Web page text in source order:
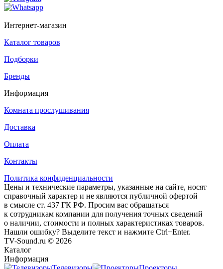
Интернет-магазин
Каталог товаров
Подборки
Бренды
Информация
Комната прослушивания
Доставка
Оплата
Контакты
Политика конфиденциальности
Цены и технические параметры, указанные на сайте, носят
справочный характер и не являются публичной офертой
в смысле ст. 437 ГК РФ. Просим вас обращаться
к сотрудникам компании для получения точных сведений
о наличии, стоимости и полных характеристиках товаров.
Нашли ошибку? Выделите текст и нажмите Ctrl+Enter.
TV-Sound.ru © 2026
Каталог
Информация